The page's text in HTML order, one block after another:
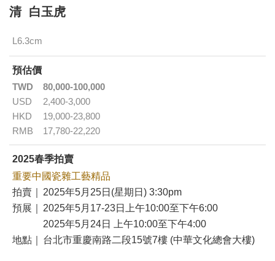
清 白玉虎
L6.3cm
預估價
TWD
80,000-100,000
USD
2,400-3,000
HKD
19,000-23,800
RMB
17,780-22,220
2025春季拍賣
重要中國瓷雜工藝精品
拍賣｜
2025年5月25日(星期日) 3:30pm
預展｜
2025年5月17-23日上午10:00至下午6:00
2025年5月24日 上午10:00至下午4:00
地點｜
台北市重慶南路二段15號7樓 (中華文化總會大樓)